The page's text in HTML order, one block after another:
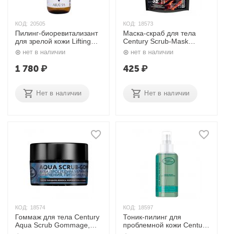
КОД: 20505
Пилинг-биоревитализант
для зрелой кожи Lifting
Renew Biopeel, 100 мл.
Aravia
нет в наличии
1 780₽
Нет в наличии
КОД: 18573
Маска-скраб для тела
Century Scrub-Mask
Magma Bezuvia, 250 мл.
Nexxt
нет в наличии
425₽
Нет в наличии
КОД: 18574
Гоммаж для тела Century
Aqua Scrub Gommage,
КОД: 18597
Тоник-пилинг для
проблемной кожи Century